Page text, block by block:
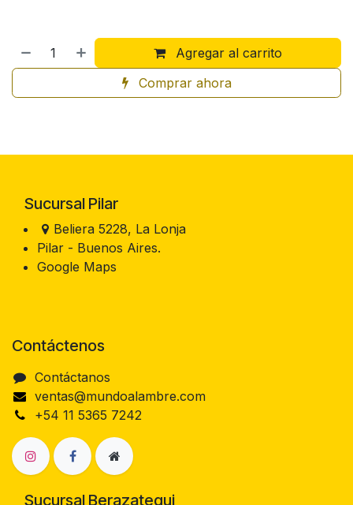
Agregar al carrito
Comprar ahora
Sucursal Pilar
Beliera 5228, La Lonja
Pilar - Buenos Aires.
Google Maps
Contáctenos
Contáctanos
ventas@mundoalambre.com
+54 11 5365 7242
Sucursal Berazategui